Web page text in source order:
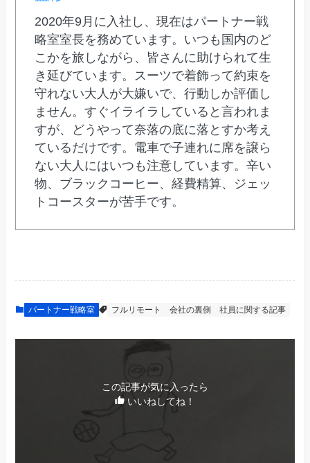
2020年9月に入社し、現在はパートナー戦
略室室長を務めています。いつも国内のど
こかを旅しながら、皆さんに助けられて生
き延びています。スーツで着飾って約束を
守れない大人が大嫌いで、行動しか評価し
ません。すぐイライラしていると言われま
すが、どうやって奈落の底に落とすか考え
ているだけです。電車で子連れに席を譲ら
ない大人にはいつも注意しています。辛い
物、ブラックコーヒー、経費精算、ジェッ
トコースターが苦手です。
パートナー戦略室 フルリモート 会社の裏側 社員に関する記事
この記事が気に入ったら
いいねしてね！